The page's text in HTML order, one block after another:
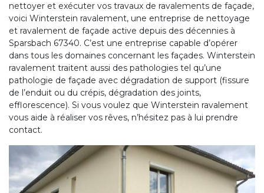
nettoyer et exécuter vos travaux de ravalements de façade,
voici Winterstein ravalement, une entreprise de nettoyage
et ravalement de façade active depuis des décennies à
Sparsbach 67340. C’est une entreprise capable d’opérer
dans tous les domaines concernant les façades. Winterstein
ravalement traitent aussi des pathologies tel qu’une
pathologie de façade avec dégradation de support (fissure
de l’enduit ou du crépis, dégradation des joints,
efflorescence). Si vous voulez que Winterstein ravalement
vous aide à réaliser vos rêves, n’hésitez pas à lui prendre
contact.